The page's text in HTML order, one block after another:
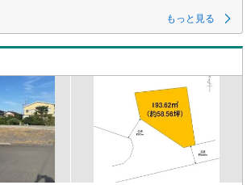
が盛りだくさん！
＞
だけではなく、グループ会社の強みを生かし
など、お客様のご要望にすぐに対応します。
いる方は】
後6時（定休日:水曜日）
のお問い合わせがスムーズにご案内できます。
。
もっと見る